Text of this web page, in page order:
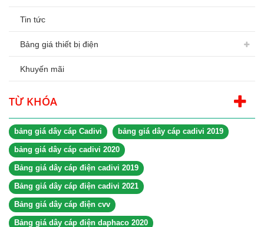
Tin tức
Bảng giá thiết bị điện
Khuyến mãi
TỪ KHÓA
bảng giá dây cáp Cadivi bảng giá dây cáp cadivi 2019
bảng giá dây cáp cadivi 2020
Bảng giá dây cáp điện cadivi 2019
Bảng giá dây cáp điện cadivi 2021
Bảng giá dây cáp điện cvv
Bảng giá dây cáp điện daphaco 2020